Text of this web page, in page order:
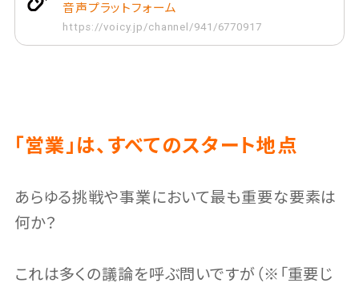
音声プラットフォーム
https://voicy.jp/channel/941/6770917
「営業」は、すべてのスタート地点
あらゆる挑戦や事業において最も重要な要素は
何か？
これは多くの議論を呼ぶ問いですが（※「重要じ